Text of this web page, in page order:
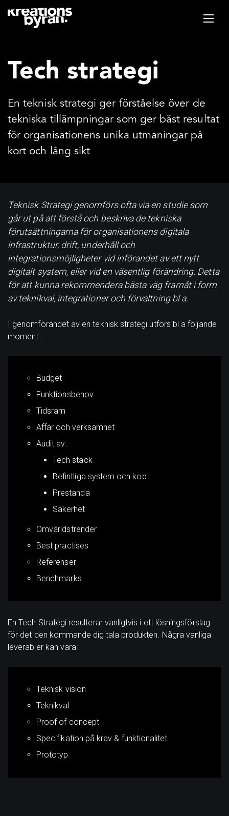
Tech strategi
En teknisk strategi ger förståelse över de
tekniska tillämpningar som ger bäst resultat
för organisationens unika utmaningar på
kort och lång sikt
Teknisk Strategi genomförs ofta via en studie som
går ut på att förstå och beskriva de tekniska
förutsättningarna för organisationens digitala
infrastruktur, drift, underhåll och
integrationsmöjligheter vid införandet av ett nytt
digitalt system, eller vid en väsentlig förändring. Detta
för att kunna rekommendera bästa väg framåt i form
av teknikval, integrationer och förvaltning bl a.
I genomförandet av en teknisk strategi utförs bl a följande
moment :
Budget
Funktionsbehov
Tidsram
Affär och verksamhet
Audit av:
Tech stack
Befintliga system och kod
Prestanda
Säkerhet
Omvärldstrender
Best practises
Referenser
Benchmarks
En Tech Strategi resulterar vanligtvis i ett lösningsförslag
för det den kommande digitala produkten. Några vanliga
leverabler kan vara:
Teknisk vision
Teknikval
Proof of concept
Specifikation på krav & funktionalitet
Prototyp